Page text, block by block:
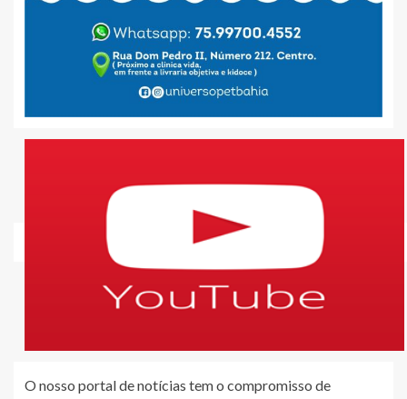
O nosso portal de notícias tem o compromisso de